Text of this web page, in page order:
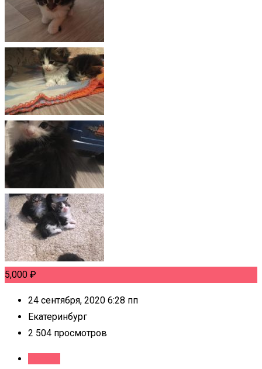
5,000 ₽
24 сентября, 2020 6:28 пп
Екатеринбург
2 504 просмотров